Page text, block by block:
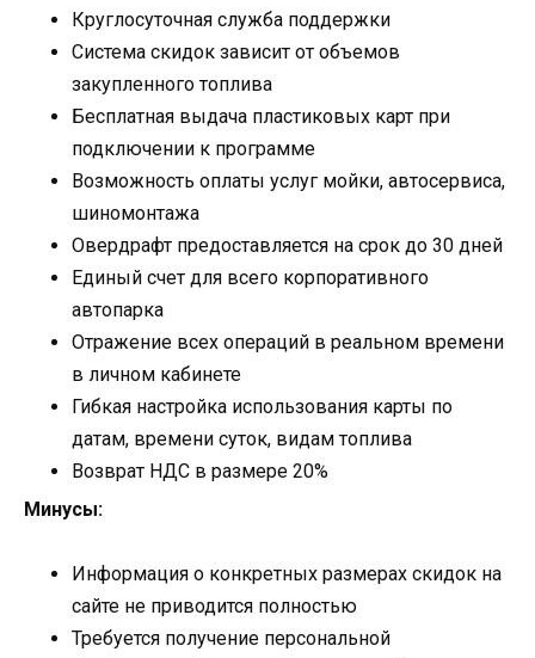
Круглосуточная служба поддержки
Система скидок зависит от объемов
закупленного топлива
Бесплатная выдача пластиковых карт при
подключении к программе
Возможность оплаты услуг мойки, автосервиса,
шиномонтажа
Овердрафт предоставляется на срок до 30 дней
Единый счет для всего корпоративного
автопарка
Отражение всех операций в реальном времени
в личном кабинете
Гибкая настройка использования карты по
датам, времени суток, видам топлива
Возврат НДС в размере 20%
Минусы:
Информация о конкретных размерах скидок на
сайте не приводится полностью
Требуется получение персональной